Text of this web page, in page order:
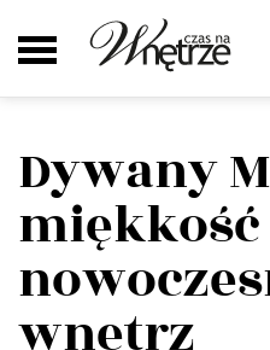
Dywany
miękkość